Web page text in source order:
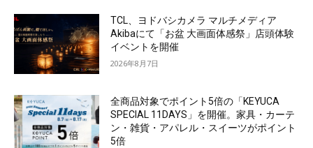
TCL、ヨドバシカメラ マルチメディア
Akibaにて「お盆 大画面体感祭」店頭体験
イベントを開催
2026年8月7日
全商品対象でポイント5倍の「KEYUCA
SPECIAL 11DAYS」を開催。家具・カーテ
ン・雑貨・アパレル・スイーツがポイント
5倍